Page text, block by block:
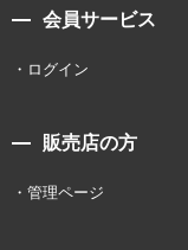
会員サービス
ログイン
販売店の方
管理ページ